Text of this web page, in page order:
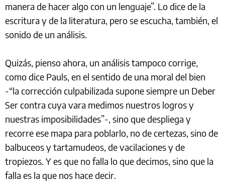
manera de hacer algo con un lenguaje”. Lo dice de la
escritura y de la literatura, pero se escucha, también, el
sonido de un análisis.
Quizás, pienso ahora, un análisis tampoco corrige,
como dice Pauls, en el sentido de una moral del bien
-“la corrección culpabilizada supone siempre un Deber
Ser contra cuya vara medimos nuestros logros y
nuestras imposibilidades”-, sino que despliega y
recorre ese mapa para poblarlo, no de certezas, sino de
balbuceos y tartamudeos, de vacilaciones y de
tropiezos. Y es que no falla lo que decimos, sino que la
falla es la que nos hace decir.